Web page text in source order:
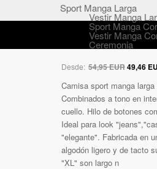
Sport Manga Larga
Vestir Manga
Sport Manga
Vestir Manga
Ceremonia
Desde: 54,95 EUR49,46
Camisa sport manga
Combinados a tono en
cuello. Hilo de botones
Ideal para look
"elegante". Fabricada en
algodón ligero y de tacto
"XL" son largo n